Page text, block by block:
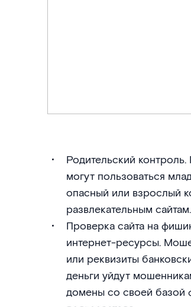
Родительский
могут пользоваться
опасный или взрослый
развлекательным сайтам.
Проверка сайта на
интернет-ресурсы.
или реквизиты
деньги уйдут
домены со своей базой